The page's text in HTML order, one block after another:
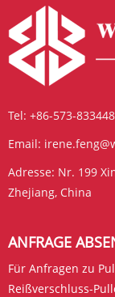
Tel: +86-573-
Email:
Adresse: Nr. 199
Zhejiang, China
ANFRAGE
Für Anfragen zu
Reißverschluss-